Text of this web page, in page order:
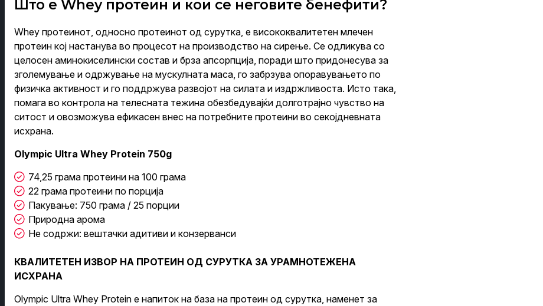
Што е Whey протеин и кои се неговите бенефити?
Whey протеинот, односно протеинот од сурутка, е висококвалитетен млечен
протеин кој настанува во процесот на производство на сирење. Се одликува со
целосен аминокиселински состав и брза апсорпција, поради што придонесува за
зголемување и одржување на мускулната маса, го забрзува опоравувањето по
физичка активност и го поддржува развојот на силата и издржливоста. Исто така,
помага во контрола на телесната тежина обезбедувајќи долготрајно чувство на
ситост и овозможува ефикасен внес на потребните протеини во секојдневната
исхрана.
Olympic Ultra Whey Protein 750g
74,25 грама протеини на 100 грама
22 грама протеини по порција
Пакување: 750 грама / 25 порции
Природна арома
Не содржи: вештачки адитиви и конзерванси
КВАЛИТЕТЕН ИЗВОР НА ПРОТЕИН ОД СУРУТКА ЗА УРАМНОТЕЖЕНА
ИСХРАНА
Olympic Ultra Whey Protein е напиток на база на протеин од сурутка, наменет за